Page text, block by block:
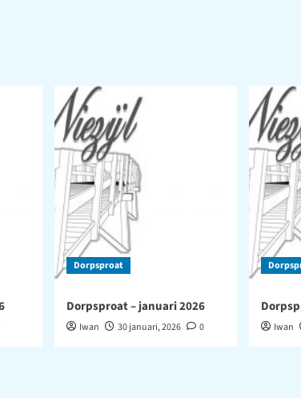
Dorpsproat
Dorpsproat – januari 2026
Iwan 30 januari, 2026 0 Iwan